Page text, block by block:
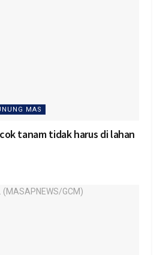
MAS
tanam tidak harus di lahan